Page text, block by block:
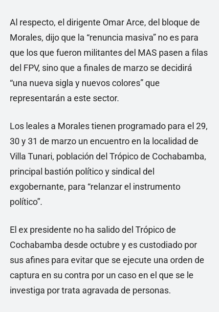
Al respecto, el dirigente Omar Arce, del bloque de
Morales, dijo que la “renuncia masiva” no es para
que los que fueron militantes del MAS pasen a filas
del FPV, sino que a finales de marzo se decidirá
“una nueva sigla y nuevos colores” que
representarán a este sector.
Los leales a Morales tienen programado para el 29,
30 y 31 de marzo un encuentro en la localidad de
Villa Tunari, población del Trópico de Cochabamba,
principal bastión político y sindical del
exgobernante, para “relanzar el instrumento
político”.
El ex presidente no ha salido del Trópico de
Cochabamba desde octubre y es custodiado por
sus afines para evitar que se ejecute una orden de
captura en su contra por un caso en el que se le
investiga por trata agravada de personas.